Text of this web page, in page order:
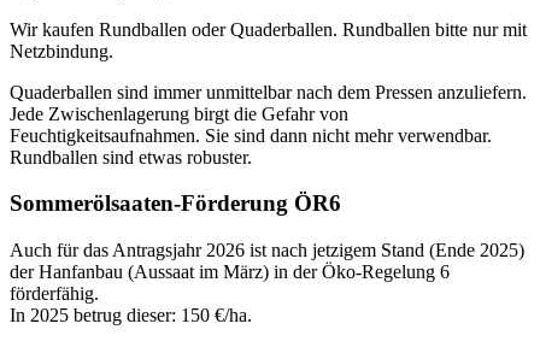
Wir kaufen Rundballen oder Quaderballen. Rundballen bitte nur mit
Netzbindung.
Quaderballen sind immer unmittelbar nach dem Pressen anzuliefern.
Jede Zwischenlagerung birgt die Gefahr von
Feuchtigkeitsaufnahmen. Sie sind dann nicht mehr verwendbar.
Rundballen sind etwas robuster.
Sommerölsaaten-Förderung ÖR6
Auch für das Antragsjahr 2026 ist nach jetzigem Stand (Ende 2025)
der Hanfanbau (Aussaat im März) in der Öko-Regelung 6
förderfähig.
In 2025 betrug dieser: 150 €/ha.